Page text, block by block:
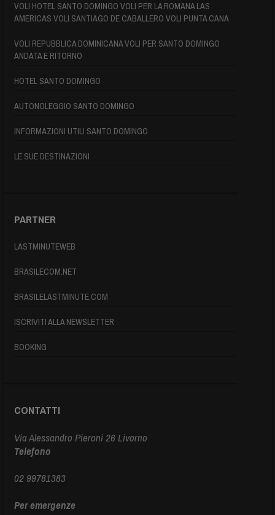
VOLI HOTEL SANTO DOMINGO VOLI PER LA ROMANA LAS
AMERICAS VOLI SANTIAGO DE CABALLERO VOLI PUNTA CANA
VOLI REPUBBLICA DOMINICANA VOLI PER SANTO DOMINGO
ANDATA E RITORNO
HOTEL SANTO DOMINGO
AUTONOLEGGIO SANTO DOMINGO
INFORMAZIONI UTILI SANTO DOMINGO
LE SUE DESTINAZIONI
PARTNER
LASTMINUTEWEB
BRASILECOM.NET
BRASILELASTMINUTE.COM
ISCRIVITI ALLA NEWSLETTER
BOOKING
CONTATTI
Via Alessandro Pieroni 26 Livorno
Telefono
02 99781383
Per emergenze